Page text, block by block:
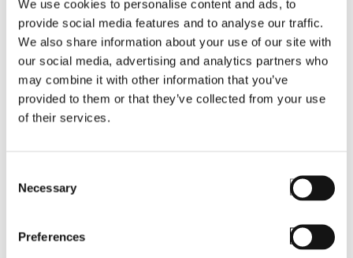
We use cookies to personalise content and ads, to
provide social media features and to analyse our traffic.
We also share information about your use of our site with
our social media, advertising and analytics partners who
may combine it with other information that you’ve
provided to them or that they’ve collected from your use
of their services.
Selection
Necessary
Preferences
Afecta el estado de ánimo
Las desconexiones constantes pueden afectar el
estado de ánimo de los trabajadores. El trabajador
no solo se siente impedido a realizar un buen
trabajo, sino que además puede ver afectado sus